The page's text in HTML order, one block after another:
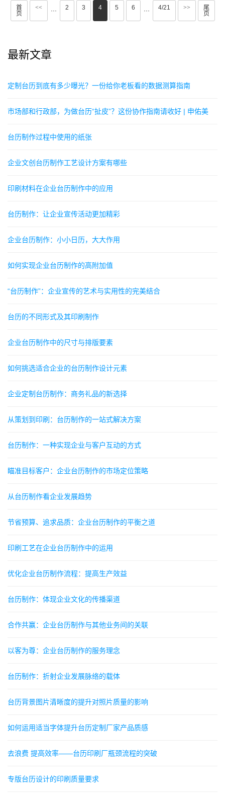
首
页
<< ··· 2 3 4 5 6 ··· 4/21 >>
尾
页
最新文章
定制台历到底有多少曝光？一份给你老板看的数据测算指南
市场部和行政部，为做台历“扯皮”？这份协作指南请收好 | 申佑美
台历制作过程中使用的纸张
企业文创台历制作工艺设计方案有哪些
印刷材料在企业台历制作中的应用
台历制作：让企业宣传活动更加精彩
企业台历制作：小小日历，大大作用
如何实现企业台历制作的高附加值
“台历制作”：企业宣传的艺术与实用性的完美结合
台历的不同形式及其印刷制作
企业台历制作中的尺寸与排版要素
如何挑选适合企业的台历制作设计元素
企业定制台历制作：商务礼品的新选择
从策划到印刷：台历制作的一站式解决方案
台历制作：一种实现企业与客户互动的方式
瞄准目标客户：企业台历制作的市场定位策略
从台历制作看企业发展趋势
节省预算、追求品质：企业台历制作的平衡之道
印刷工艺在企业台历制作中的运用
优化企业台历制作流程：提高生产效益
台历制作：体现企业文化的传播渠道
合作共赢：企业台历制作与其他业务间的关联
以客为尊：企业台历制作的服务理念
台历制作：折射企业发展脉络的载体
台历背景图片清晰度的提升对照片质量的影响
如何运用适当字体提升台历定制厂家产品质感
去浪费 提高效率——台历印刷厂瓶颈流程的突破
专版台历设计的印刷质量要求